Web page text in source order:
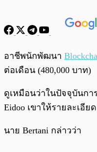
พร้อมเล่น
อาชีพนักพัฒนา
ต่อเดือน (480,000 บาท)
ดูเหมือนว่าในปัจจุบันกา
Eidoo เขาให้รายละเอี
นาย Bertani กล่าวว่า